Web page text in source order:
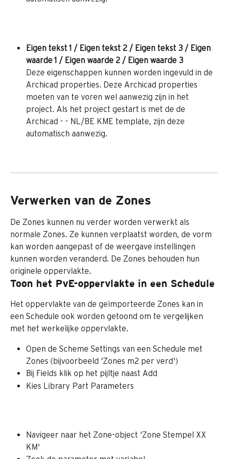
Eigen tekst 1 / Eigen tekst 2 / Eigen tekst 3 / Eigen
waarde 1 / Eigen waarde 2 / Eigen waarde 3
Deze eigenschappen kunnen worden ingevuld in de
Archicad properties. Deze Archicad properties
moeten van te voren wel aanwezig zijn in het
project. Als het project gestart is met de de
Archicad - - NL/BE KME template, zijn deze
automatisch aanwezig.
Verwerken van de Zones
De Zones kunnen nu verder worden verwerkt als
normale Zones. Ze kunnen verplaatst worden, de vorm
kan worden aangepast of de weergave instellingen
kunnen worden veranderd. De Zones behouden hun
originele oppervlakte.
Toon het PvE-oppervlakte in een Schedule
Het oppervlakte van de geïmporteerde Zones kan in
een Schedule ook worden getoond om te vergelijken
met het werkelijke oppervlakte.
Open de Scheme Settings van een Schedule met
Zones (bijvoorbeeld 'Zones m2 per verd')
Bij Fields klik op het pijltje naast Add
Kies Library Part Parameters
Navigeer naar het Zone-object 'Zone Stempel XX
KM'